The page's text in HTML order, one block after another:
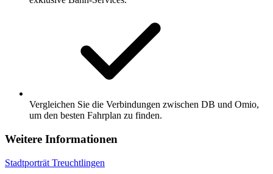
Vergleichen Sie die Verbindungen zwischen DB und Omio,
um den besten Fahrplan zu finden.
Weitere Informationen
Stadtporträt Treuchtlingen